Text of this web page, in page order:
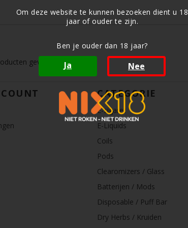
Om deze website te kunnen bezoeken dient u 18
jaar of ouder te zijn.
Ben je ouder dan 18 jaar?
Ja Nee
gevonden!...
CATEGORIE
E-sigaret
E-Liquids
Coils
Pods
Clearomizers / Glass
Batterijen / Mods
Disposable / Puff Bar
Dry Herbs / Kruiden